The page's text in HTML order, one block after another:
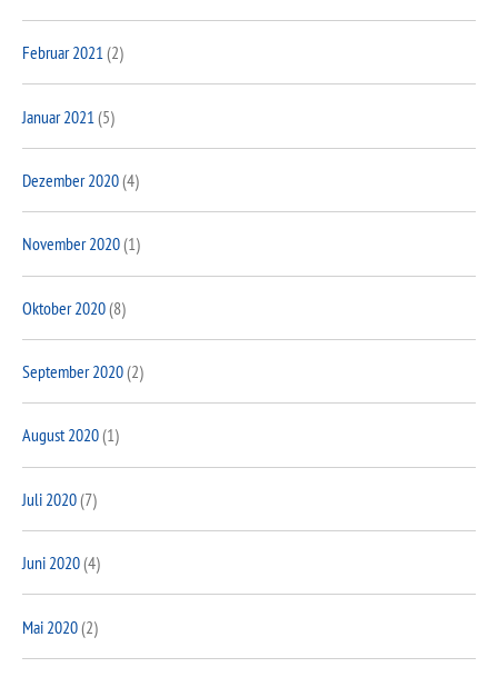
Februar 2021(2)
Januar 2021 (5)
Dezember 2020(4)
November 2020(1)
Oktober 2020(8)
September 2020(2)
August 2020(1)
Juli 2020(7)
Juni 2020(4)
Mai 2020(2)